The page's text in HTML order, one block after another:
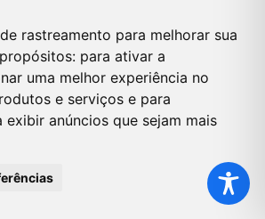
rastreamento para melhorar sua
para ativar a
uma melhor experiência no
e serviços e para
exibir anúncios que sejam mais